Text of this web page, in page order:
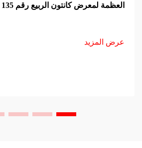
العظمة لمعرض كانتون الربيع رقم 135
عرض المزيد